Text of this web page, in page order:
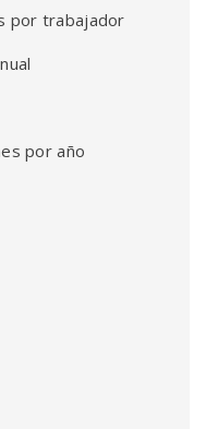
por trabajador
por año